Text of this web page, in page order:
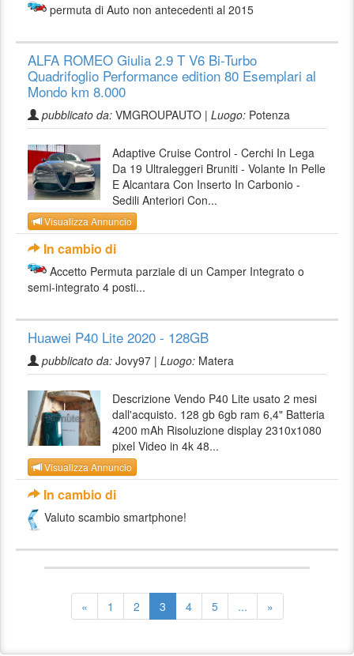
permuta di Auto non antecedenti al 2015
ALFA ROMEO Giulia 2.9 T V6 Bi-Turbo
Quadrifoglio Performance edition 80 Esemplari al
Mondo km 8.000
pubblicato da: VMGROUPAUTO | Luogo: Potenza
Adaptive Cruise Control - Cerchi In Lega
Da 19 Ultraleggeri Bruniti - Volante In Pelle
E Alcantara Con Inserto In Carbonio -
Sedili Anteriori Con...
Visualizza Annuncio
In cambio di
Accetto Permuta parziale di un Camper Integrato o
semi-integrato 4 posti...
Huawei P40 Lite 2020 - 128GB
pubblicato da: Jovy97 | Luogo: Matera
Descrizione Vendo P40 Lite usato 2 mesi
dall'acquisto. 128 gb 6gb ram 6,4" Batteria
4200 mAh Risoluzione display 2310x1080
pixel Video in 4k 48...
Visualizza Annuncio
In cambio di
Valuto scambio smartphone!
« 1 2 3 4 5 ... »